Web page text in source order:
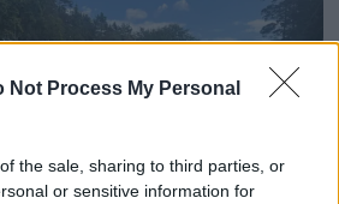
Not Process My Personal
the sale, sharing to third parties, or
or sensitive information for